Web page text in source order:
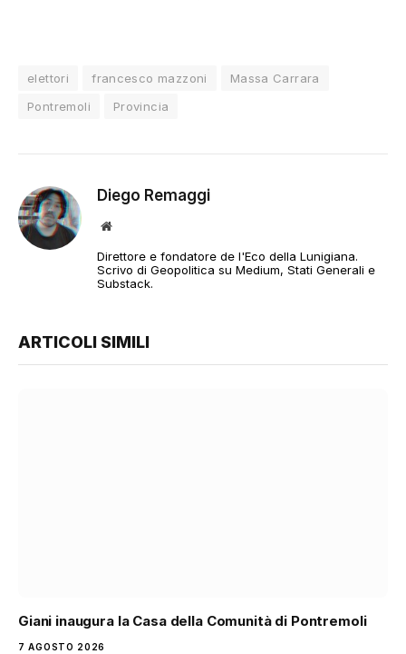
elettori francesco mazzoni
Massa Carrara
Pontremoli
Provincia
Diego Remaggi
Sito
Direttore e fondatore de l'Eco della Lunigiana.
Scrivo di Geopolitica su Medium, Stati Generali e
Substack.
ARTICOLI SIMILI
Giani inaugura la Casa della Comunità di Pontremoli
7 AGOSTO 2026